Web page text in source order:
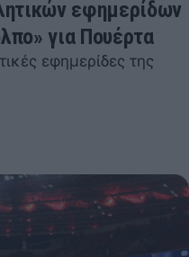
εφημερίδων
για Πουέρτα
εφημερίδες της